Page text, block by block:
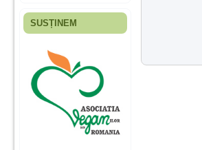
Fiica mea s-a nascut
ani, privind in urma
realizez cat de multe
greseli am facut in
educatia si cresterea
ei, am fost o mama
egoista, preocupata
de implinirea
profesionala, cand ea
era mica am neglijat-
SUSȚINEM